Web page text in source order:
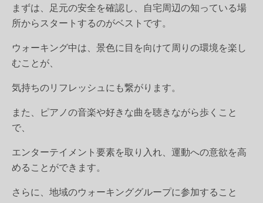
まずは、足元の安全を確認し、自宅周辺の知っている場
所からスタートするのがベストです。
ウォーキング中は、景色に目を向けて周りの環境を楽し
むことが、
気持ちのリフレッシュにも繋がります。
また、ピアノの音楽や好きな曲を聴きながら歩くこと
で、
エンターテイメント要素を取り入れ、運動への意欲を高
めることができます。
さらに、地域のウォーキンググループに参加すること